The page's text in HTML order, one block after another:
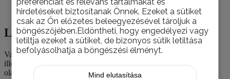
hirdetéseket biztosítanak Önnek. Ezeket a sütiket
csak az Ön előzetes beleegyezésével tároljuk a
böngészőjében.Eldöntheti, hogy engedélyezi vagy
letiltja ezeket a sütiket, de bizonyos sütik letiltása
befolyásolhatja a böngészési élményt.
Mind elutasítása
Leírás
Leírás
Varrásmentes, finom kötéssel és különféle bevonatokkal. Jól
illeszkednek a tenyérre, kitűnő a tapintásérzetük és jól ellenállnak
olajnak és zsírnak.